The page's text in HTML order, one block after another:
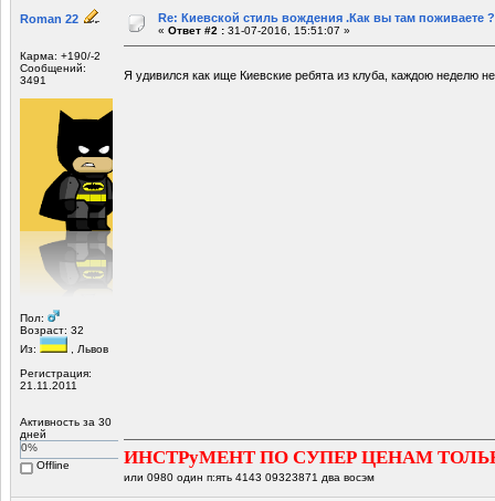
Roman 22
Карма: +190/-2
Сообщений:
3491
Пол:
Возраст: 32
Из:
, Львов
Регистрация:
21.11.2011
Активность за 30
дней
0%
Offline
Re: Киевской стиль вождения .Как вы там поживаете ?
« Ответ #2 : 31-07-2016, 15:51:07 »
Я удивился как ище Киевские ребята из клуба, каждою неделю
ИНСТРуМЕНТ ПО СУПЕР ЦЕНАМ
или 0980 один п:ять 4143 09323871 два восэм